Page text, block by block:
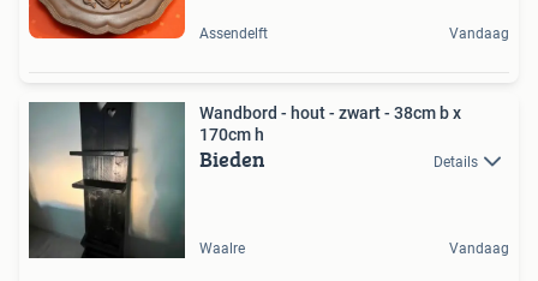
Assendelft Vandaag
Wandbord - hout - zwart - 38cm b x
170cm h
Bieden Details
Waalre Vandaag